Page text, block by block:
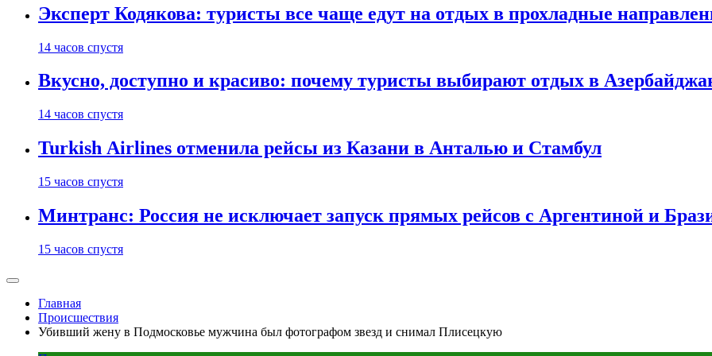
Эксперт Кодякова: туристы все чаще едут на отдых в прохладные
14 часов спустя
Вкусно, доступно и красиво: почему туристы выбирают отдых в
14 часов спустя
Turkish Airlines отменила рейсы из Казани в Анталью и Стамбул
15 часов спустя
Минтранс: Россия не исключает запуск прямых рейсов с Аргентиной и
15 часов спустя
Главная
Происшествия
Убивший жену в Подмосковье мужчина был фотографом звезд и снимал Плисецкую